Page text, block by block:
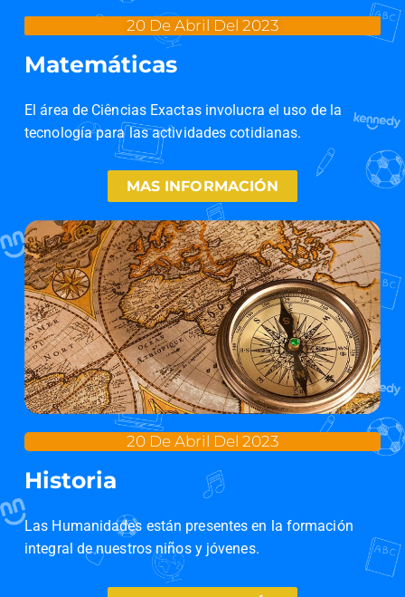
20 De Abril Del 2023
Matemáticas
El área de Ciências Exactas involucra el uso de la
tecnología para las actividades cotidianas.
MAS INFORMACIÓN
20 De Abril Del 2023
Historia
Las Humanidades están presentes en la formación
integral de nuestros niños y jóvenes.